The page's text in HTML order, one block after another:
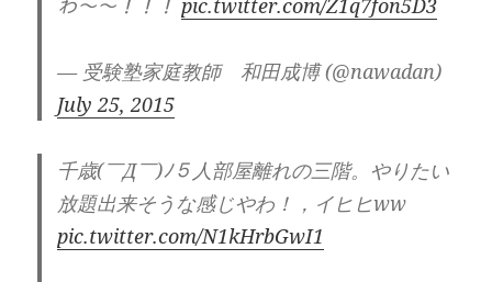
わ〜〜！！！pic.twitter.com/Z1q7fon5D3
— 受験塾家庭教師 和田成博 (@nawadan)
July 25, 2015
千歳(￣Д￣)ﾉ５人部屋離れの三階。やりたい
放題出来そうな感じやわ！，イヒヒww
pic.twitter.com/N1kHrbGwI1